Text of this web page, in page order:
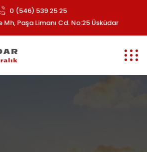
0 (546) 539 25 25
Paşa Limanı Cd. No:25 Üsküdar